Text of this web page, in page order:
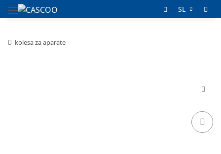
SL
kolesa za aparate